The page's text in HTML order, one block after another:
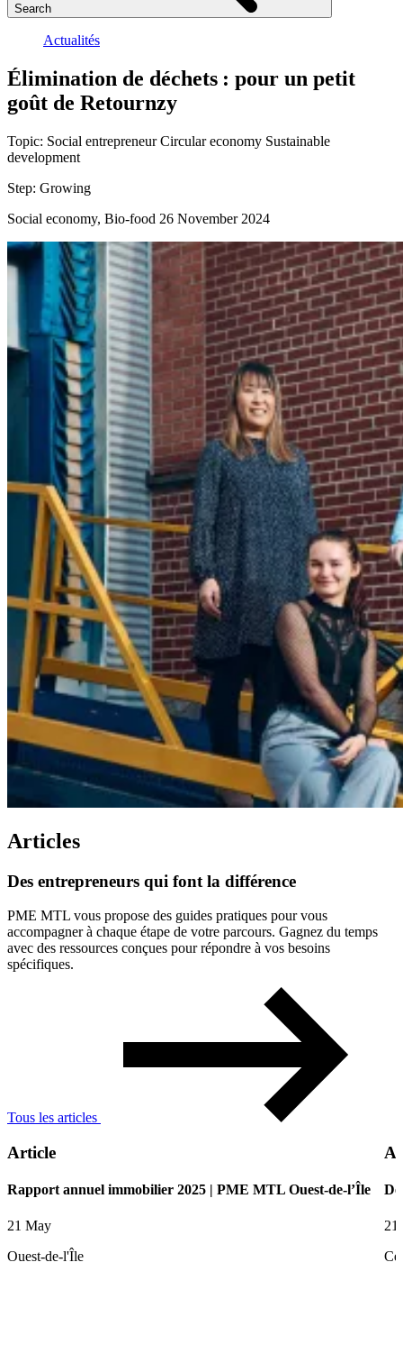
Search
Actualités
Élimination de déchets : pour un petit
goût de Retournzy
Topic: Social entrepreneurCircular economy Sustainable
development
Step: Growing
Social economy, Bio-food 26 November 2024
Articles
Des entrepreneurs qui font la différence
PME MTL vous propose des guides pratiques pour vous
accompagner à chaque étape de votre parcours. Gagnez du temps
avec des ressources conçues pour répondre à vos besoins
spécifiques.
Tous les articles
Article
Rapport annuel immobilier 2025 | PME MTL Ouest-de-l’Île
21 May
Ouest-de-l'Île
21